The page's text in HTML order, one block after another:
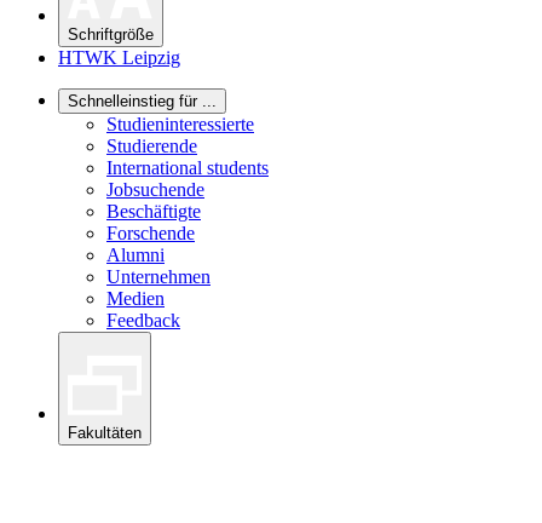
Schriftgröße
HTWK Leipzig
Schnelleinstieg für ...
Studieninteressierte
Studierende
International students
Jobsuchende
Beschäftigte
Forschende
Alumni
Unternehmen
Medien
Feedback
Fakultäten